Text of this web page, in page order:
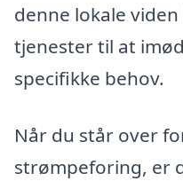
denne lokale
tjenester til at
specifikke behov.
Når du står over
strømpeforing, er